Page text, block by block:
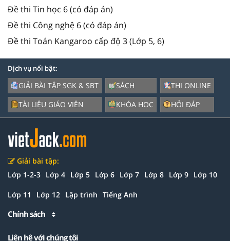
Đề thi Tin học 6 (có đáp án)
Đề thi Công nghệ 6 (có đáp án)
Đề thi Toán Kangaroo cấp độ 3 (Lớp 5, 6)
Dịch vụ nổi bật:
GIẢI BÀI TẬP SGK & SBT
TÀI LIỆU GIÁO VIÊN
SÁCH
KHÓA HỌC
THI ONLINE
HỎI ĐÁP
Giải bài tập:
Lớp 1-2-3 Lớp 4 Lớp 5 Lớp 6 Lớp 7 Lớp 8 Lớp 9 Lớp 10
Lớp 11 Lớp 12 Lập trình Tiếng Anh
Chính sách
Liên hệ với chúng tôi